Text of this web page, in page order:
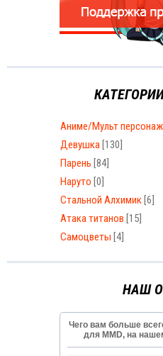
Аниме/Мульт
Девушка [130]
Парень [84]
Наруто [0]
Стальной Алхимик [6]
Атака титанов [15]
Самоцветы [4]
НАШ
Чего вам больше
для MMD, на